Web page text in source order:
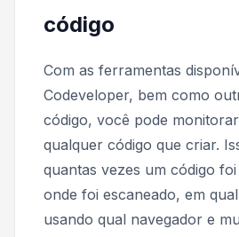
código
Com as ferramentas
Codeveloper, bem como
código, você pode
qualquer código que criar.
quantas vezes um código
onde foi escaneado, em
usando qual navegador e